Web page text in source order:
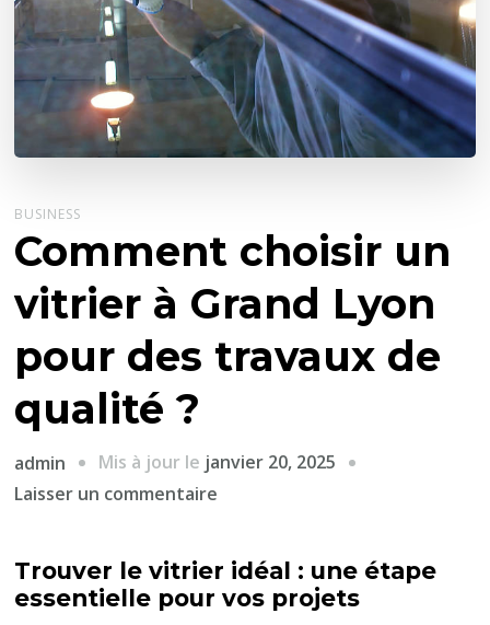
BUSINESS
Comment choisir un
vitrier à Grand Lyon
pour des travaux de
qualité ?
admin Mis à jour le janvier 20, 2025
Laisser un commentaire
un
vitrier
Trouver le vitrier idéal : une étape
essentielle pour vos projets